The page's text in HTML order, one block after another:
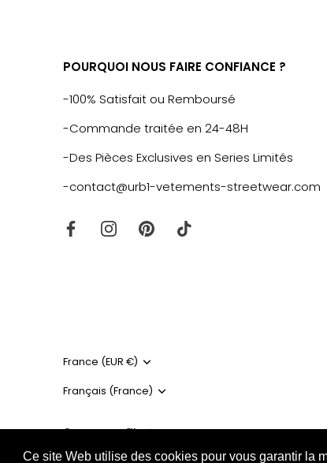
Ce site Web utilise des cookies pour vous garantir la
POURQUOI NOUS FAIRE CONFIANCE ?
-100% Satisfait ou Remboursé
-Commande traitée en 24-48H
-Des Pièces Exclusives en Series Limités
-contact@urb1-vetements-streetwear.com
Monnaie
France (EUR €)
Langue
Français (France)
© 2026URB1™ Vêtements Streetwear.